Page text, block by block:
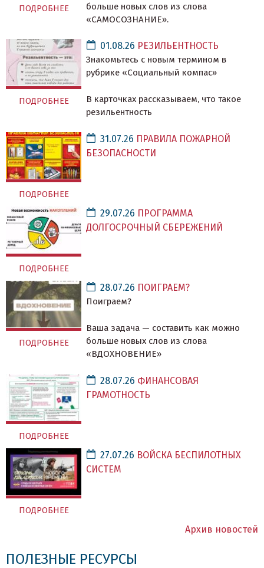
ПОДРОБНЕЕ
больше новых слов из слова
«САМОСОЗНАНИЕ».
ПОДРОБНЕЕ
01.08.26 РЕЗИЛЬЕНТНОСТЬ
Знакомьтесь с новым термином в
рубрике «Социальный компас»
В карточках рассказываем, что такое
резильентность
ПОДРОБНЕЕ
31.07.26 ПРАВИЛА ПОЖАРНОЙ
БЕЗОПАСНОСТИ
ПОДРОБНЕЕ
29.07.26 ПРОГРАММА
ДОЛГОСРОЧНЫЙ СБЕРЕЖЕНИЙ
ПОДРОБНЕЕ
28.07.26 ПОИГРАЕМ?
Поиграем?
Ваша задача — составить как можно
больше новых слов из слова
«ВДОХНОВЕНИЕ»
ПОДРОБНЕЕ
28.07.26 ФИНАНСОВАЯ
ГРАМОТНОСТЬ
ПОДРОБНЕЕ
27.07.26 ВОЙСКА БЕСПИЛОТНЫХ
СИСТЕМ
Архив новостей
ПОЛЕЗНЫЕ РЕСУРСЫ